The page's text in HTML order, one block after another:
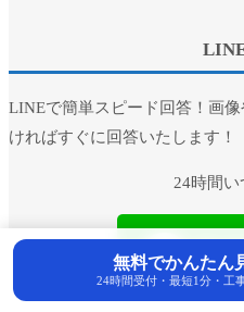
LINEで簡単スピード回答！画
ければすぐに回答いたします！
24時間
無料でかんたん
24時間受付・最短1分・工